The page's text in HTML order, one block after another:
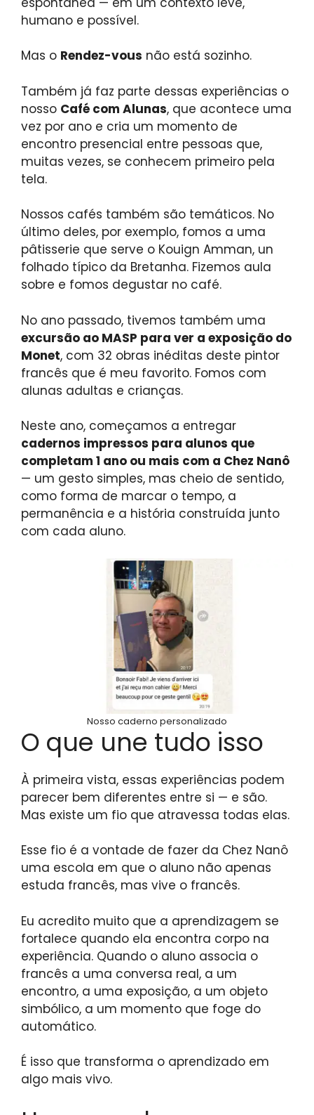
humano e possível.
Mas o Rendez-vous não está sozinho.
Também já faz parte dessas experiências o
nosso Café com Alunas, que acontece uma
vez por ano e cria um momento de
encontro presencial entre pessoas que,
muitas vezes, se conhecem primeiro pela
tela.
Nossos cafés também são temáticos. No
último deles, por exemplo, fomos a uma
pâtisserie que serve o Kouign Amman, un
folhado típico da Bretanha. Fizemos aula
sobre e fomos degustar no café.
No ano passado, tivemos também uma
excursão ao MASP para ver a exposição do
Monet, com 32 obras inéditas deste pintor
francês que é meu favorito. Fomos com
alunas adultas e crianças.
Neste ano, começamos a entregar
cadernos impressos para alunos que
completam 1 ano ou mais com a Chez Nanô
— um gesto simples, mas cheio de sentido,
como forma de marcar o tempo, a
permanência e a história construída junto
com cada aluno.
Nosso caderno personalizado
O que une tudo isso
À primeira vista, essas experiências podem
parecer bem diferentes entre si — e são.
Mas existe um fio que atravessa todas elas.
Esse fio é a vontade de fazer da Chez Nanô
uma escola em que o aluno não apenas
estuda francês, mas vive o francês.
Eu acredito muito que a aprendizagem se
fortalece quando ela encontra corpo na
experiência. Quando o aluno associa o
francês a uma conversa real, a um
encontro, a uma exposição, a um objeto
simbólico, a um momento que foge do
automático.
É isso que transforma o aprendizado em
algo mais vivo.